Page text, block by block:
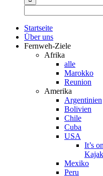
Startseite
Über uns
Fernweh-Ziele
Afrika
alle
Marokko
Reunion
Amerika
Argentinien
Bolivien
Chile
Cuba
USA
It’s
Mexiko
Peru